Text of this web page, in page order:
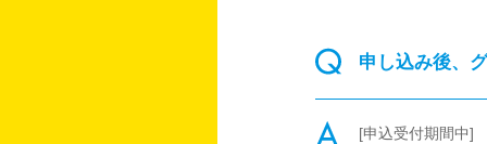
申し込み後、
[申込受付期間中]